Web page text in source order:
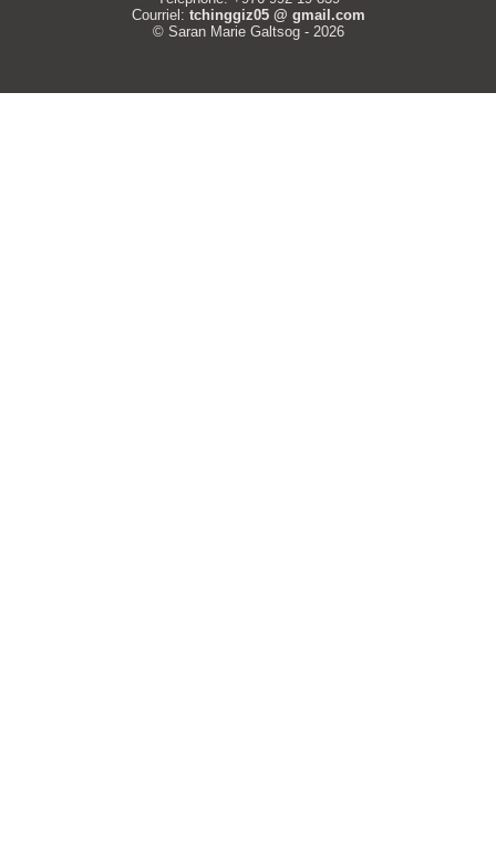
Courriel: tchinggiz05 @ gmail.com
© Saran Marie Galtsog - 2026